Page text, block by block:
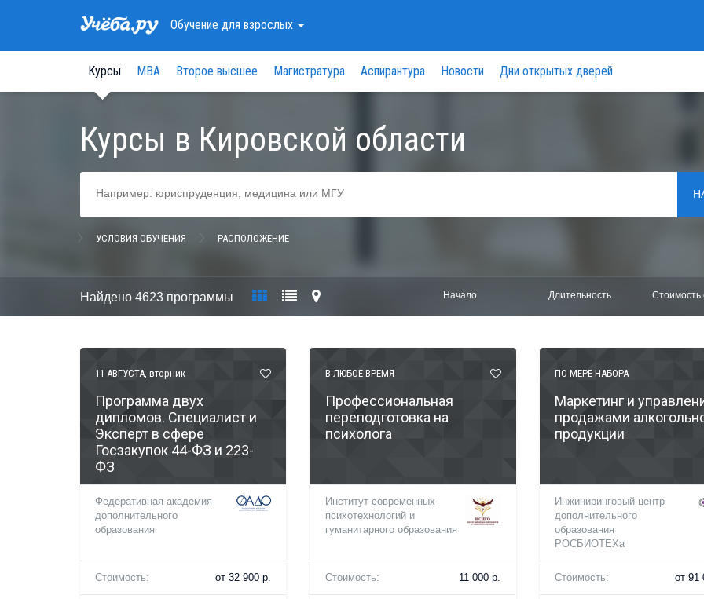
Обучениедля взрослых
Курсы МВА Второе высшее Магистратура Аспирантура Новости Дни открытых дверей
Курсы в Кировской области
УСЛОВИЯ ОБУЧЕНИЯ РАСПОЛОЖЕНИЕ
Найдено 4623 программы Начало Длительность Стоимость
11 АВГУСТА , вторник
Программа двух
дипломов. Специалист и
Эксперт в сфере
Госзакупок 44-ФЗ и 223-
ФЗ
Федеративная академия
дополнительного
образования
Стоимость: от 32 900 р.
В ЛЮБОЕ ВРЕМЯ
Профессиональная
переподготовка на
психолога
Институт современных
психотехнологий и
гуманитарного образования
Стоимость: 11 000 р.
ПО МЕРЕ НАБОРА
Маркетинг и
продажами
продукции
Инжиниринговый центр
дополнительного
образования
РОСБИОТЕХа
Стоимость: от 91